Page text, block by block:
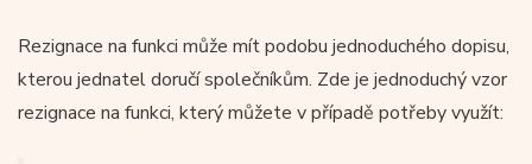
Rezignace na funkci může mít podobu jednoduchého dopisu,
kterou jednatel doručí společníkům. Zde je jednoduchý vzor
rezignace na funkci, který můžete v případě potřeby využít: